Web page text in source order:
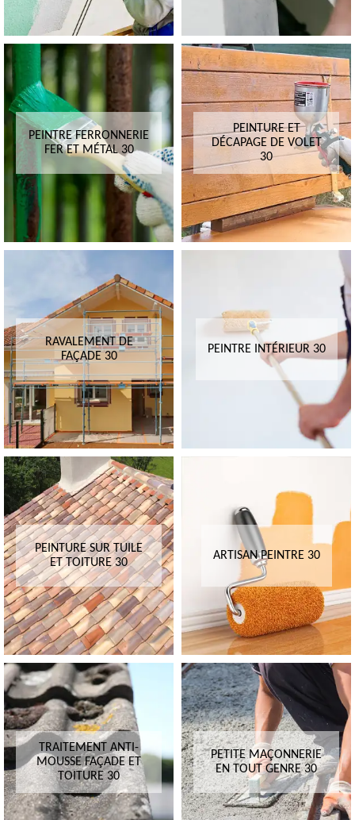
PEINTRE FERRONNERIE
FER ET MÉTAL 30
PEINTURE ET
DÉCAPAGE DE VOLET
30
RAVALEMENT DE
FAÇADE 30
PEINTRE INTÉRIEUR 30
PEINTURE SUR TUILE
ET TOITURE 30
ARTISAN PEINTRE 30
TRAITEMENT ANTI-
MOUSSE FAÇADE ET
TOITURE 30
PETITE MAÇONNERIE
EN TOUT GENRE 30